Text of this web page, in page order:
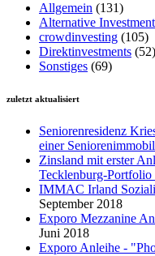
Allgemein (131)
Alternative
crowdinvesting (105)
Direktinvestments (52)
Sonstiges (69)
zuletzt aktualisiert
Seniorenresidenz
einer
Zinsland mit erster
Tecklenburg-
IMMAC Irland
September 2018
Exporo Mezzanine
Juni 2018
Exporo Anleihe -